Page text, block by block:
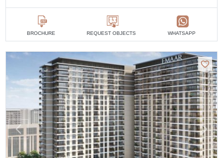
BROCHURE REQUEST OBJECTS WHATSAPP